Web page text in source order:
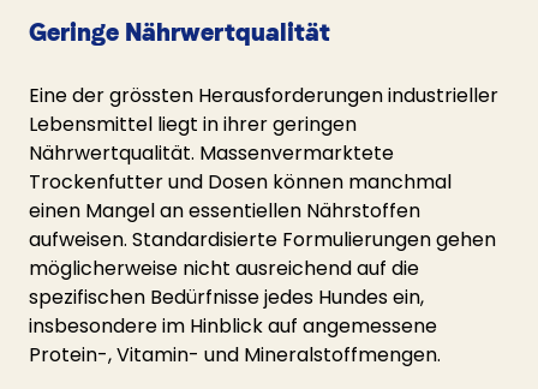
Geringe Nährwertqualität
Eine der grössten Herausforderungen industrieller
Lebensmittel liegt in ihrer geringen
Nährwertqualität. Massenvermarktete
Trockenfutter und Dosen können manchmal
einen Mangel an essentiellen Nährstoffen
aufweisen. Standardisierte Formulierungen gehen
möglicherweise nicht ausreichend auf die
spezifischen Bedürfnisse jedes Hundes ein,
insbesondere im Hinblick auf angemessene
Protein-, Vitamin- und Mineralstoffmengen.